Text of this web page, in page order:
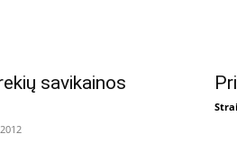
savikainos